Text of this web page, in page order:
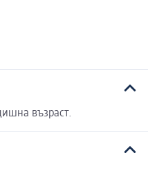
възраст.